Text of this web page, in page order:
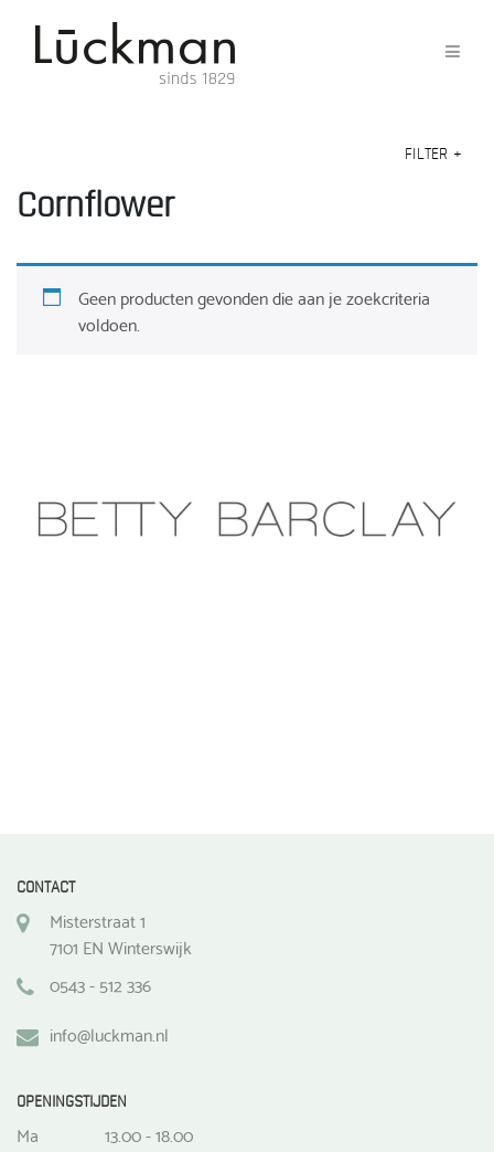
FILTER +
Cornflower
Geen producten gevonden die aan je zoekcriteria
voldoen.
CONTACT
Misterstraat 1
7101 EN Winterswijk
0543 - 512 336
info@luckman.nl
OPENINGSTIJDEN
Ma
13.00 - 18.00